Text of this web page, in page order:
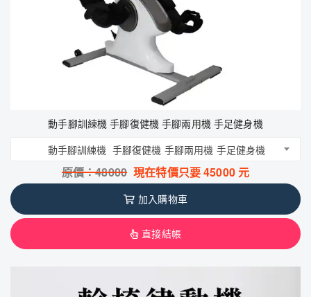
動手腳訓練機 手腳復健機 手腳兩用機 手足健身機
動手腳訓練機 手腳復健機 手腳兩用機 手足健身機
原價：48000 現在特價只要45000元
加入購物車
直接結帳